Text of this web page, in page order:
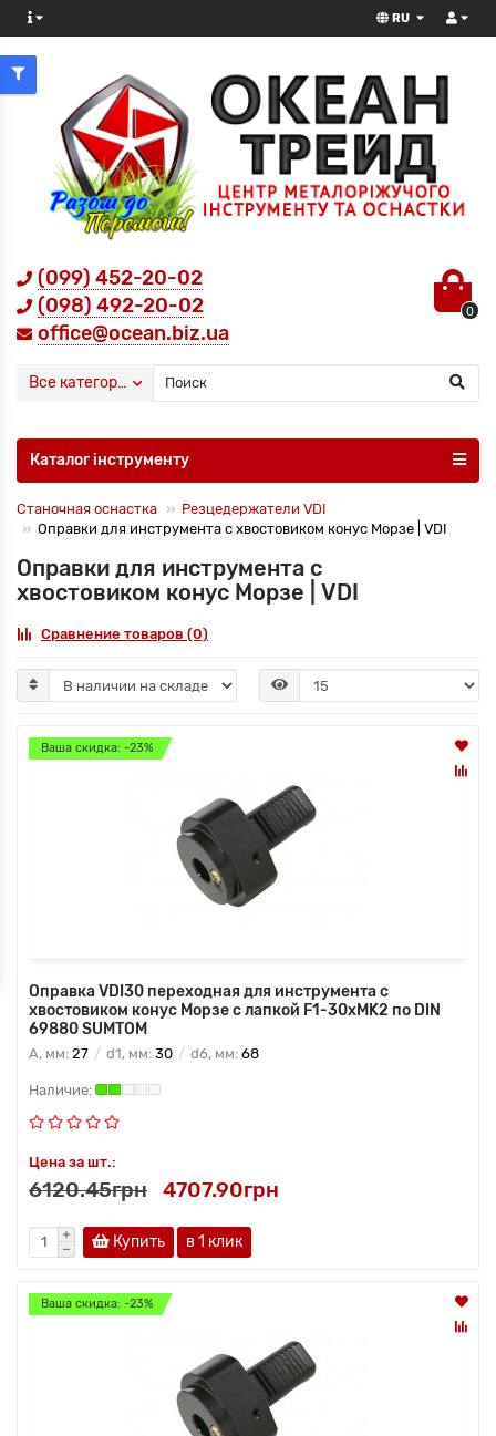
RU
(099) 452-20-02
(098) 492-20-02
office@ocean.biz.ua
0
Все категории
Каталог інструменту
Станочная оснастка
Резцедержатели VDI
Оправки для инструмента с хвостовиком конус Морзе | VDI
Оправки для инструмента с
хвостовиком конус Морзе | VDI
Сравнение товаров (0)
Ваша скидка: -23%
Оправка VDI30 переходная для инструмента с
хвостовиком конус Морзе с лапкой F1-30хMK2 по DIN
69880 SUMTOM
A, мм: 27 d1, мм: 30 d6, мм: 68
Цена за шт.:
6120.45грн 4707.90грн
Купить в 1 клик
Ваша скидка: -23%